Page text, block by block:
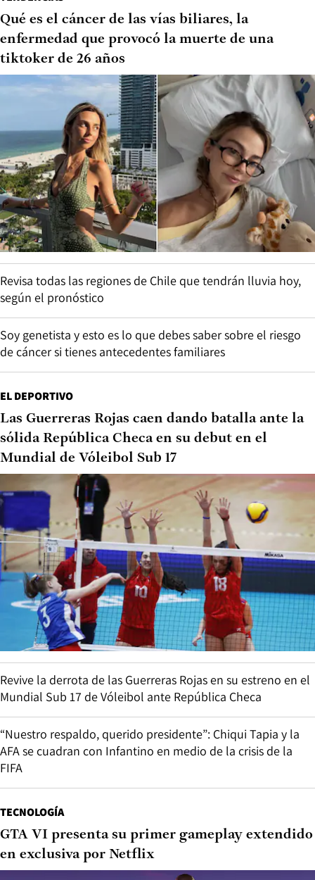
Qué es el cáncer de las vías biliares, la
enfermedad que provocó la muerte de una
tiktoker de 26 años
Revisa todas las regiones de Chile que tendrán lluvia hoy,
según el pronóstico
Soy genetista y esto es lo que debes saber sobre el riesgo
de cáncer si tienes antecedentes familiares
EL DEPORTIVO
Las Guerreras Rojas caen dando batalla ante la
sólida República Checa en su debut en el
Mundial de Vóleibol Sub 17
Revive la derrota de las Guerreras Rojas en su estreno en el
Mundial Sub 17 de Vóleibol ante República Checa
“Nuestro respaldo, querido presidente”: Chiqui Tapia y la
AFA se cuadran con Infantino en medio de la crisis de la
FIFA
TECNOLOGÍA
GTA VI presenta su primer gameplay extendido
en exclusiva por Netflix